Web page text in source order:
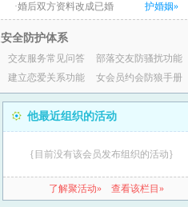
·婚后双方资料改成已婚
护婚姻»
安全防护体系
交友服务常见问答
部落交友防骚扰功能
建立恋爱关系功能
女会员约会防狼手册
他最近组织的活动
{目前没有该会员发布组织的活动}
了解聚活动» 查看该栏目»